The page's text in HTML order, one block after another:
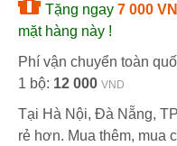
Tặng ngay 7 000
mặt hàng này !
Phí vận chuyển toàn
1 bộ: 12 000 VND
Tại Hà Nội, Đà Nẵng,
rẻ hơn. Mua thêm, mua